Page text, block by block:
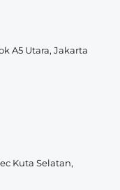
A5 Utara, Jakarta
Kuta Selatan,